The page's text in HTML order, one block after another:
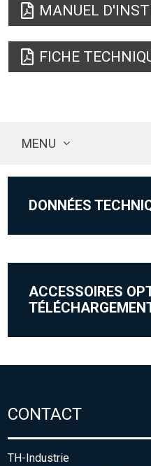
MANUEL
FICHE
MENU
DONNÉES
ACCESSOIRES
CONTACT
TH-Industrie